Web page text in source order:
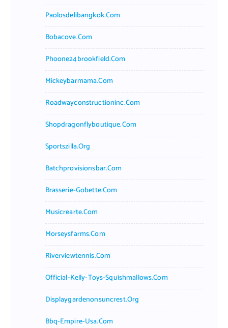
Paolosdelibangkok.com
Bobacove.com
Phoone24brookfield.com
Mickeybarmama.com
Roadwayconstructioninc.com
Shopdragonflyboutique.com
Sportszilla.org
Batchprovisionsbar.com
Brasserie-Gobette.com
Musicrearte.com
Morseysfarms.com
Riverviewtennis.com
Official-Kelly-Toys-Squishmallows.com
Displaygardenonsuncrest.org
Bbq-Empire-Usa.com